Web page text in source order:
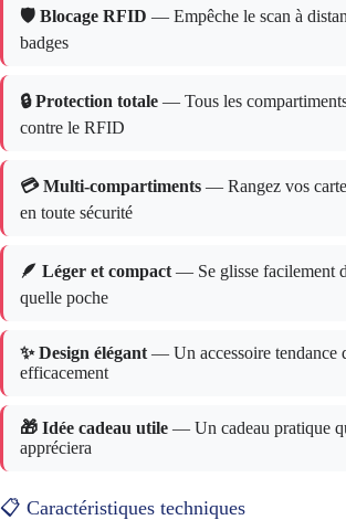
🛡️ Blocage RFID — Empêche le scan à
badges
🔒 Protection totale — Tous les
contre le RFID
💳 Multi-compartiments — Rangez vos
en toute sécurité
🪶 Léger et compact — Se glisse facilement
quelle poche
✨ Design élégant — Un accessoire tendance
efficacement
🎁 Idée cadeau utile — Un cadeau pratique
appréciera
📋 Caractéristiques techniques